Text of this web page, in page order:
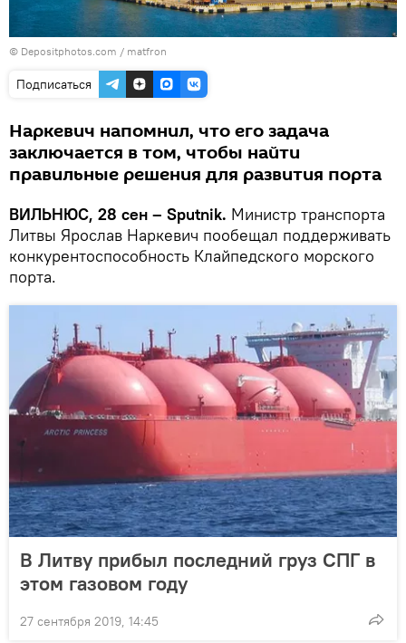
© Depositphotos.com / matfron
Подписаться
Наркевич напомнил, что его задача
заключается в том, чтобы найти
правильные решения для развития порта
ВИЛЬНЮС, 28 сен – Sputnik. Министр транспорта
Литвы Ярослав Наркевич пообещал поддерживать
конкурентоспособность Клайпедского морского
порта.
В Литву прибыл последний груз СПГ в
этом газовом году
27 сентября 2019, 14:45